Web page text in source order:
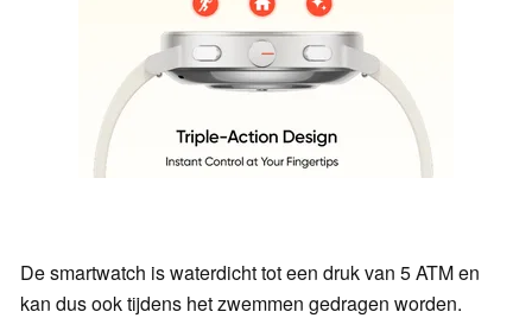
De smartwatch is waterdicht tot een druk van 5 ATM en
kan dus ook tijdens het zwemmen gedragen worden.